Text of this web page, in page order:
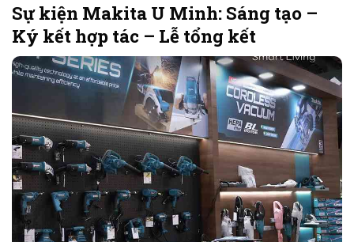
Sự kiện Makita U Minh: Sáng tạo –
Ký kết hợp tác – Lễ tổng kết